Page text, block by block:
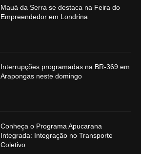
Mauá da Serra se destaca na Feira do
Empreendedor em Londrina
Interrupções programadas na BR-369 em
Arapongas neste domingo
Conheça o Programa Apucarana
Integrada: Integração no Transporte
Coletivo